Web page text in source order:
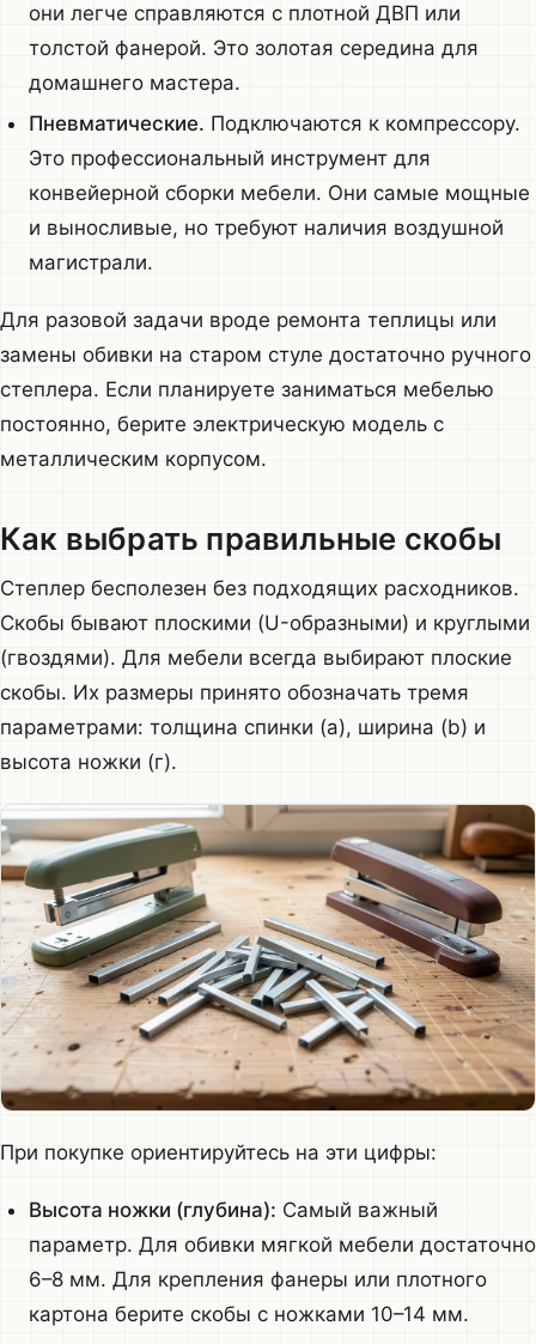
они легче справляются с плотной ДВП или
толстой фанерой. Это золотая середина для
домашнего мастера.
Пневматические. Подключаются к компрессору.
Это профессиональный инструмент для
конвейерной сборки мебели. Они самые мощные
и выносливые, но требуют наличия воздушной
магистрали.
Для разовой задачи вроде ремонта теплицы или
замены обивки на старом стуле достаточно ручного
степлера. Если планируете заниматься мебелью
постоянно, берите электрическую модель с
металлическим корпусом.
Как выбрать правильные скобы
Степлер бесполезен без подходящих расходников.
Скобы бывают плоскими (U-образными) и круглыми
(гвоздями). Для мебели всегда выбирают плоские
скобы. Их размеры принято обозначать тремя
параметрами: толщина спинки (a), ширина (b) и
высота ножки (г).
При покупке ориентируйтесь на эти цифры:
Высота ножки (глубина): Самый важный
параметр. Для обивки мягкой мебели достаточно
6–8 мм. Для крепления фанеры или плотного
картона берите скобы с ножками 10–14 мм.